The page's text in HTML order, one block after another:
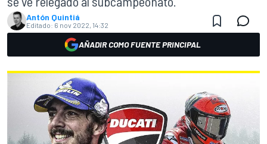
Antón Quintiá
Editado: 6 nov 2022, 14:32
AÑADIR COMO FUENTE PRINCIPAL